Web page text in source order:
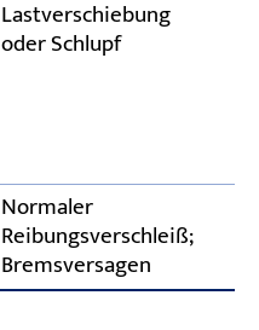
Lastverschiebung
oder Schlupf
Normaler
Reibungsverschleiß;
Bremsversagen